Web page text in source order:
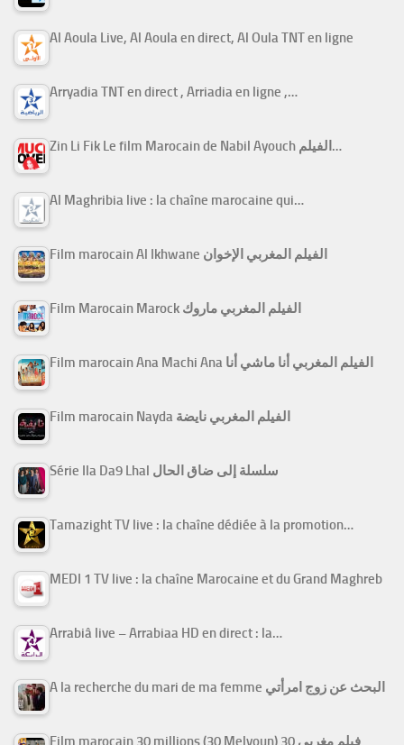
Al Aoula Live, Al Aoula en direct, Al Oula TNT en ligne
Arryadia TNT en direct , Arriadia en ligne ,…
Zin Li Fik Le film Marocain de Nabil Ayouch الفيلم…
Al Maghribia live : la chaîne marocaine qui…
Film marocain Al Ikhwane الفيلم المغربي الإخوان
Film Marocain Marock الفيلم المغربي ماروك
Film marocain Ana Machi Ana الفيلم المغربي أنا ماشي أنا
Film marocain Nayda الفيلم المغربي نايضة
Série Ila Da9 Lhal سلسلة إلى ضاق الحال
Tamazight TV live : la chaîne dédiée à la promotion…
MEDI 1 TV live : la chaîne Marocaine et du Grand Maghreb
Arrabiâ live – Arrabiaa HD en direct : la…
A la recherche du mari de ma femme البحث عن زوج امرأتي
Film marocain 30 millions (30 Melyoun) فيلم مغربي 30